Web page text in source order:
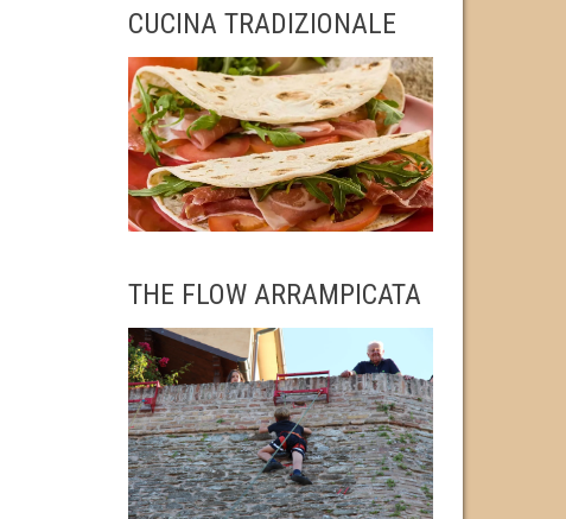
CUCINA TRADIZIONALE
THE FLOW ARRAMPICATA